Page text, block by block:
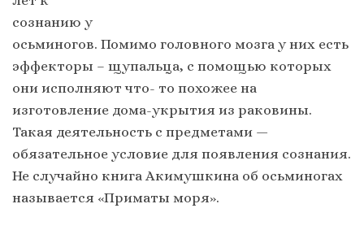
сознанию у
осьминогов. Помимо головного мозга у них есть
эффекторы – щупальца, с помощью которых
они исполняют что- то похожее на
изготовление дома-укрытия из раковины.
Такая деятельность с предметами —
обязательное условие для появления сознания.
Не случайно книга Акимушкина об осьминогах
называется «Приматы моря».